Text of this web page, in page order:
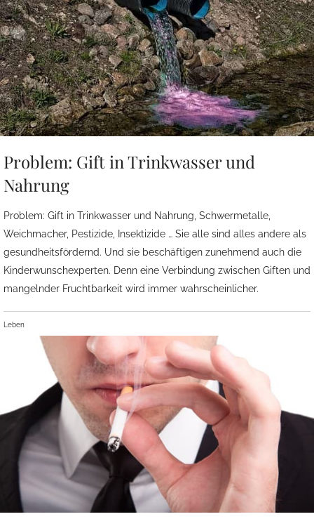
Problem: Gift in Trinkwasser und
Nahrung
Problem: Gift in Trinkwasser und Nahrung, Schwermetalle,
Weichmacher, Pestizide, Insektizide … Sie alle sind alles andere als
gesundheitsfördernd. Und sie beschäftigen zunehmend auch die
Kinderwunschexperten. Denn eine Verbindung zwischen Giften und
mangelnder Fruchtbarkeit wird immer wahrscheinlicher.
Leben